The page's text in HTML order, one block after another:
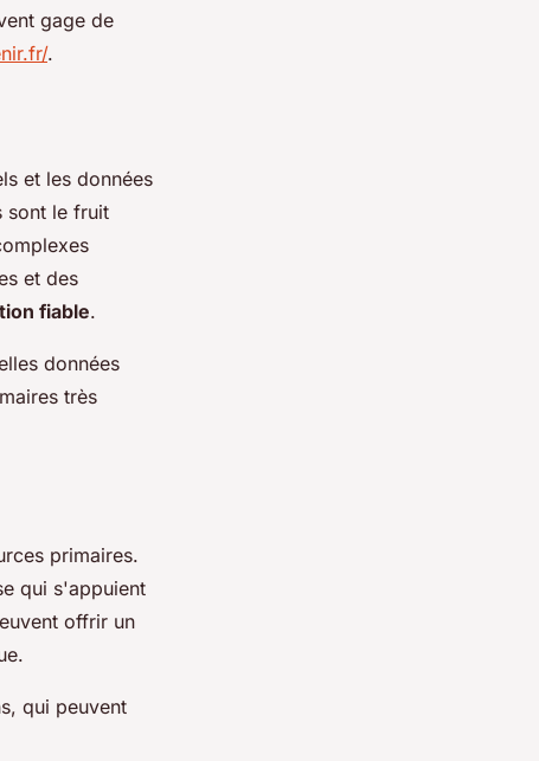
gage de
.
et les données
sont le fruit
et des
fiable.
données
très
primaires.
qui s'appuient
offrir un
qui peuvent